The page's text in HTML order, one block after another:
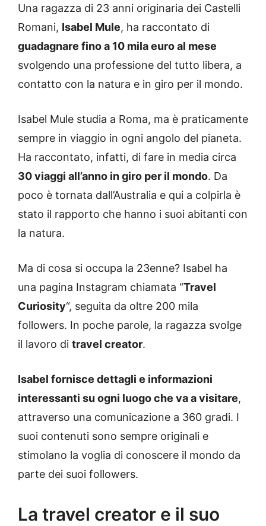
Una ragazza di 23 anni originaria dei Castelli
Romani, Isabel Mule, ha raccontato di
guadagnare fino a 10 mila euro al mese
svolgendo una professione del tutto libera, a
contatto con la natura e in giro per il mondo.
Isabel Mule studia a Roma, ma è praticamente
sempre in viaggio in ogni angolo del pianeta.
Ha raccontato, infatti, di fare in media circa
30 viaggi all’anno in giro per il mondo. Da
poco è tornata dall’Australia e qui a colpirla è
stato il rapporto che hanno i suoi abitanti con
la natura.
Ma di cosa si occupa la 23enne? Isabel ha
una pagina Instagram chiamata “Travel
Curiosity“, seguita da oltre 200 mila
followers. In poche parole, la ragazza svolge
il lavoro di travel creator.
Isabel fornisce dettagli e informazioni
interessanti su ogni luogo che va a visitare,
attraverso una comunicazione a 360 gradi. I
suoi contenuti sono sempre originali e
stimolano la voglia di conoscere il mondo da
parte dei suoi followers.
La travel creator e il suo